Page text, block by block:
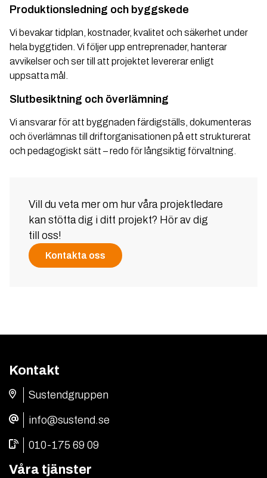
Produktionsledning och byggskede
Vi bevakar tidplan, kostnader, kvalitet och säkerhet under
hela byggtiden. Vi följer upp entreprenader, hanterar
avvikelser och ser till att projektet levererar enligt
uppsatta mål.
Slutbesiktning och överlämning
Vi ansvarar för att byggnaden färdigställs, dokumenteras
och överlämnas till driftorganisationen på ett strukturerat
och pedagogiskt sätt – redo för långsiktig förvaltning.
Vill du veta mer om hur våra projektledare
kan stötta dig i ditt projekt? Hör av dig
till oss!
Kontakta oss
Kontakt
Sustendgruppen
info@sustend.se
010-175 69 09
Våra tjänster